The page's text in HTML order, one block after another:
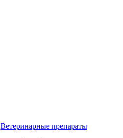
Ветеринарные препараты